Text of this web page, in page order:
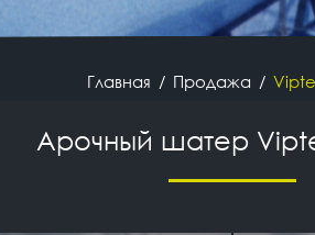
Главная Продажа
Арочный шатер